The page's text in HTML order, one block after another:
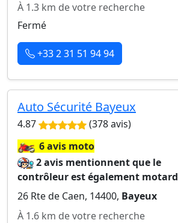
À 1.3 km de votre recherche
Fermé
+33 2 31 51 94 94
Auto Sécurité Bayeux
4.87 (378 avis)
🏍️6 avis moto
2 avis mentionnent que le
contrôleur est également motard
26 Rte de Caen, 14400, Bayeux
À 1.6 km de votre recherche